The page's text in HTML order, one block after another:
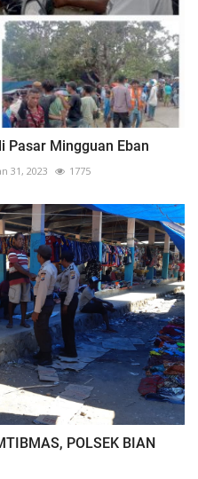
Pasar Mingguan Eban
31, 2023 1775
POLSEK BIAN